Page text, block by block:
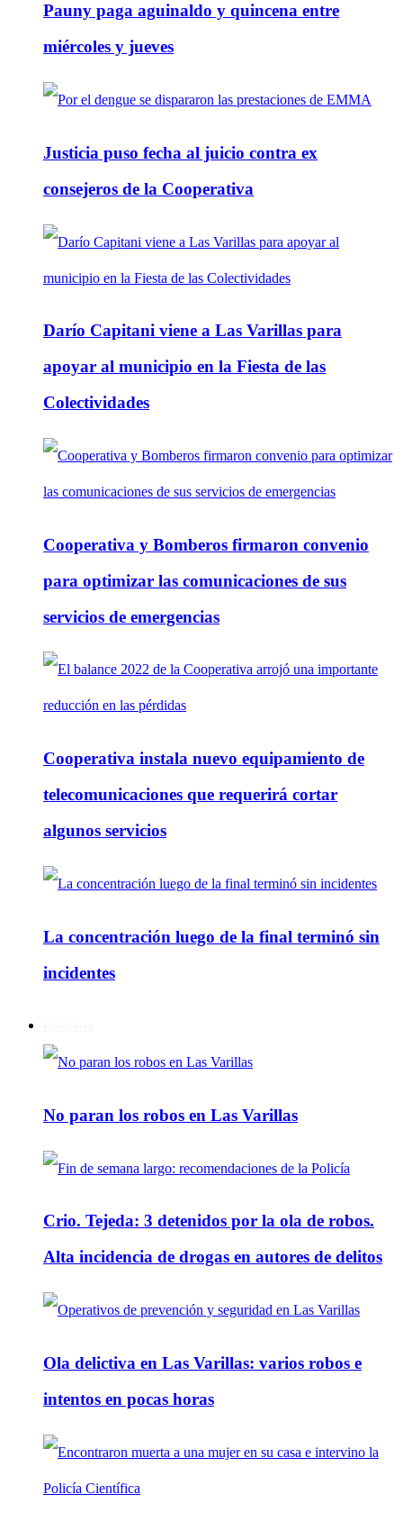
Pauny paga aguinaldo y quincena entre
miércoles y jueves
Justicia puso fecha al juicio contra ex
consejeros de la Cooperativa
Darío Capitani viene a Las Varillas para
apoyar al municipio en la Fiesta de las
Colectividades
Cooperativa y Bomberos firmaron convenio
para optimizar las comunicaciones de sus
servicios de emergencias
Cooperativa instala nuevo equipamiento de
telecomunicaciones que requerirá cortar
algunos servicios
La concentración luego de la final terminó sin
incidentes
No paran los robos en Las Varillas
Crio. Tejeda: 3 detenidos por la ola de robos.
Alta incidencia de drogas en autores de delitos
Ola delictiva en Las Varillas: varios robos e
intentos en pocas horas